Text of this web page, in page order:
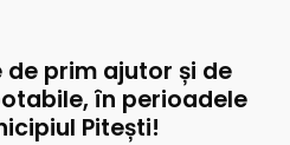
prim ajutor și de
în perioadele
Pitești!